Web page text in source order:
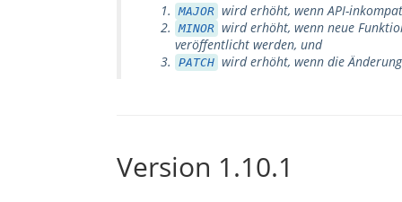
MAJOR wird erhöht, wenn API-
MINOR wird erhöht, wenn neue
veröffentlicht werden, und
PATCH wird erhöht, wenn die
Version 1.10.1